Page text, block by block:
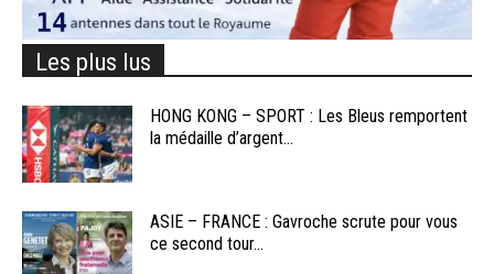
Les plus lus
HONG KONG – SPORT : Les Bleus remportent
la médaille d’argent...
ASIE – FRANCE : Gavroche scrute pour vous
ce second tour...